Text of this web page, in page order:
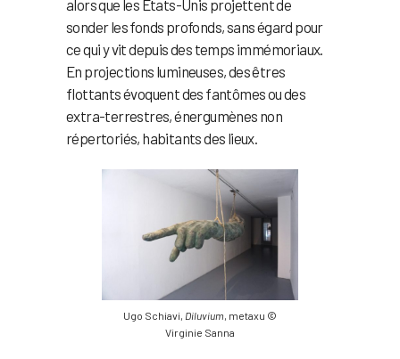
alors que les États-Unis projettent de
sonder les fonds profonds, sans égard pour
ce qui y vit depuis des temps immémoriaux.
En projections lumineuses, des êtres
flottants évoquent des fantômes ou des
extra-terrestres, énergumènes non
répertoriés, habitants des lieux.
Ugo Schiavi, Diluvium , metaxu ©
Virginie Sanna